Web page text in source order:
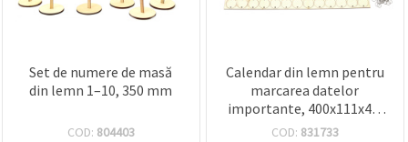
Set de numere de masă
din lemn 1–10, 350 mm
COD: 804403
Calendar din lemn pentru
marcarea datelor
importante, 400x111x4.5
mm, cu piese din lemn
COD: 831733